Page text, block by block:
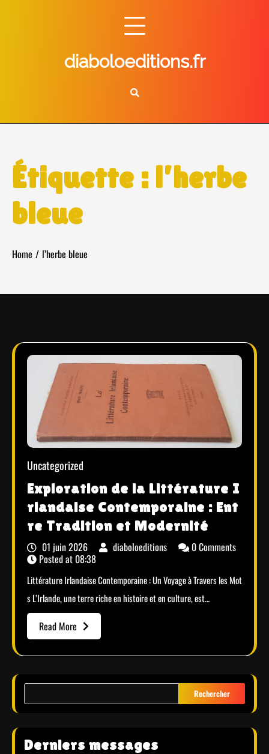
diaboloeditions.fr
Étiquette : l’herbe
bleue
Home l’herbe bleue
Uncategorized
Exploration de la Littérature I
rlandaise Contemporaine : Ent
re Tradition et Modernité
01 juin 2026 diaboloeditions
0 Comments
Posted at 08:38
Littérature Irlandaise Contemporaine : Un Voyage à Travers les Mot
s L’Irlande, une terre riche en histoire et en culture, est…
Read More
Rechercher
Derniers messages